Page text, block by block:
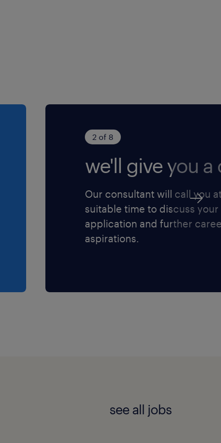
2 of 8
we'll give you a
Our consultant will call you
suitable time to discuss your
application and further
aspirations.
see all jobs